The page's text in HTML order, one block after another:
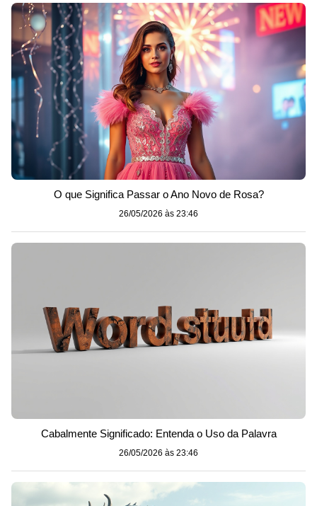
O que Significa Passar o Ano Novo de Rosa?
26/05/2026 às 23:46
Cabalmente Significado: Entenda o Uso da Palavra
26/05/2026 às 23:46